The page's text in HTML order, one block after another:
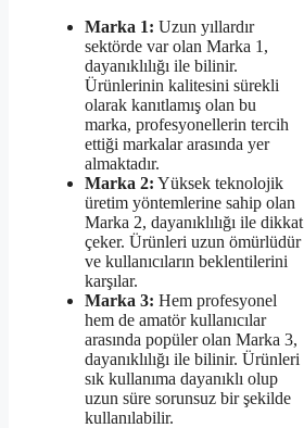
Marka 1: Uzun yıllardır
sektörde var olan Marka 1,
dayanıklılığı ile bilinir.
Ürünlerinin kalitesini sürekli
olarak kanıtlamış olan bu
marka, profesyonellerin tercih
ettiği markalar arasında yer
almaktadır.
Marka 2: Yüksek teknolojik
üretim yöntemlerine sahip olan
Marka 2, dayanıklılığı ile dikkat
çeker. Ürünleri uzun ömürlüdür
ve kullanıcıların beklentilerini
karşılar.
Marka 3: Hem profesyonel
hem de amatör kullanıcılar
arasında popüler olan Marka 3,
dayanıklılığı ile bilinir. Ürünleri
sık kullanıma dayanıklı olup
uzun süre sorunsuz bir şekilde
kullanılabilir.